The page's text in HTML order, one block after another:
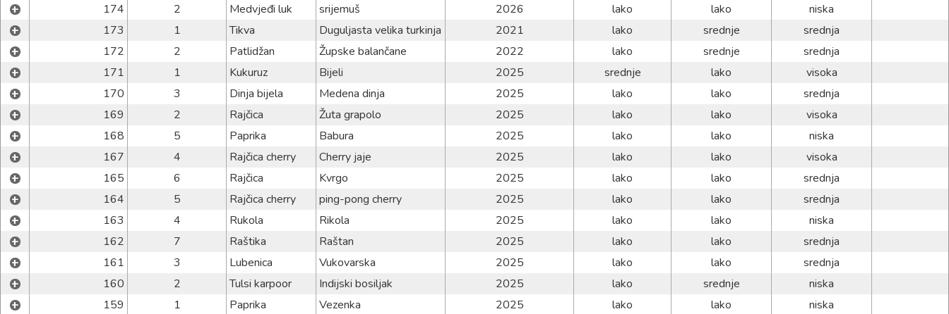
+ 174 2 Medvjeđi luk srijemuš 2026 lako lako niska
+ 173 1 Tikva Duguljasta velika turkinja 2021 lako srednje srednja
+ 172 2 Patlidžan Župske balančane 2022 lako srednje srednja
+ 171 1 Kukuruz Bijeli 2025 srednje lako visoka
+ 170 3 Dinja bijela Medena dinja 2025 lako lako srednja
+ 169 2 Rajčica Žuta grapolo 2025 lako lako visoka
+ 168 5 Paprika Babura 2025 lako lako niska
+ 167 4 Rajčica cherry Cherry jaje 2025 lako lako visoka
+ 165 6 Rajčica Kvrgo 2025 lako lako srednja
+ 164 5 Rajčica cherry ping-pong cherry 2025 lako lako srednja
+ 163 4 Rukola Rikola 2025 lako lako niska
+ 162 7 Raštika Raštan 2025 lako lako srednja
+ 161 3 Lubenica Vukovarska 2025 lako lako srednja
+ 160 2 Tulsi karpoor Indijski bosiljak 2025 lako srednje niska
+ 159 1 Paprika Vezenka 2025 lako lako niska